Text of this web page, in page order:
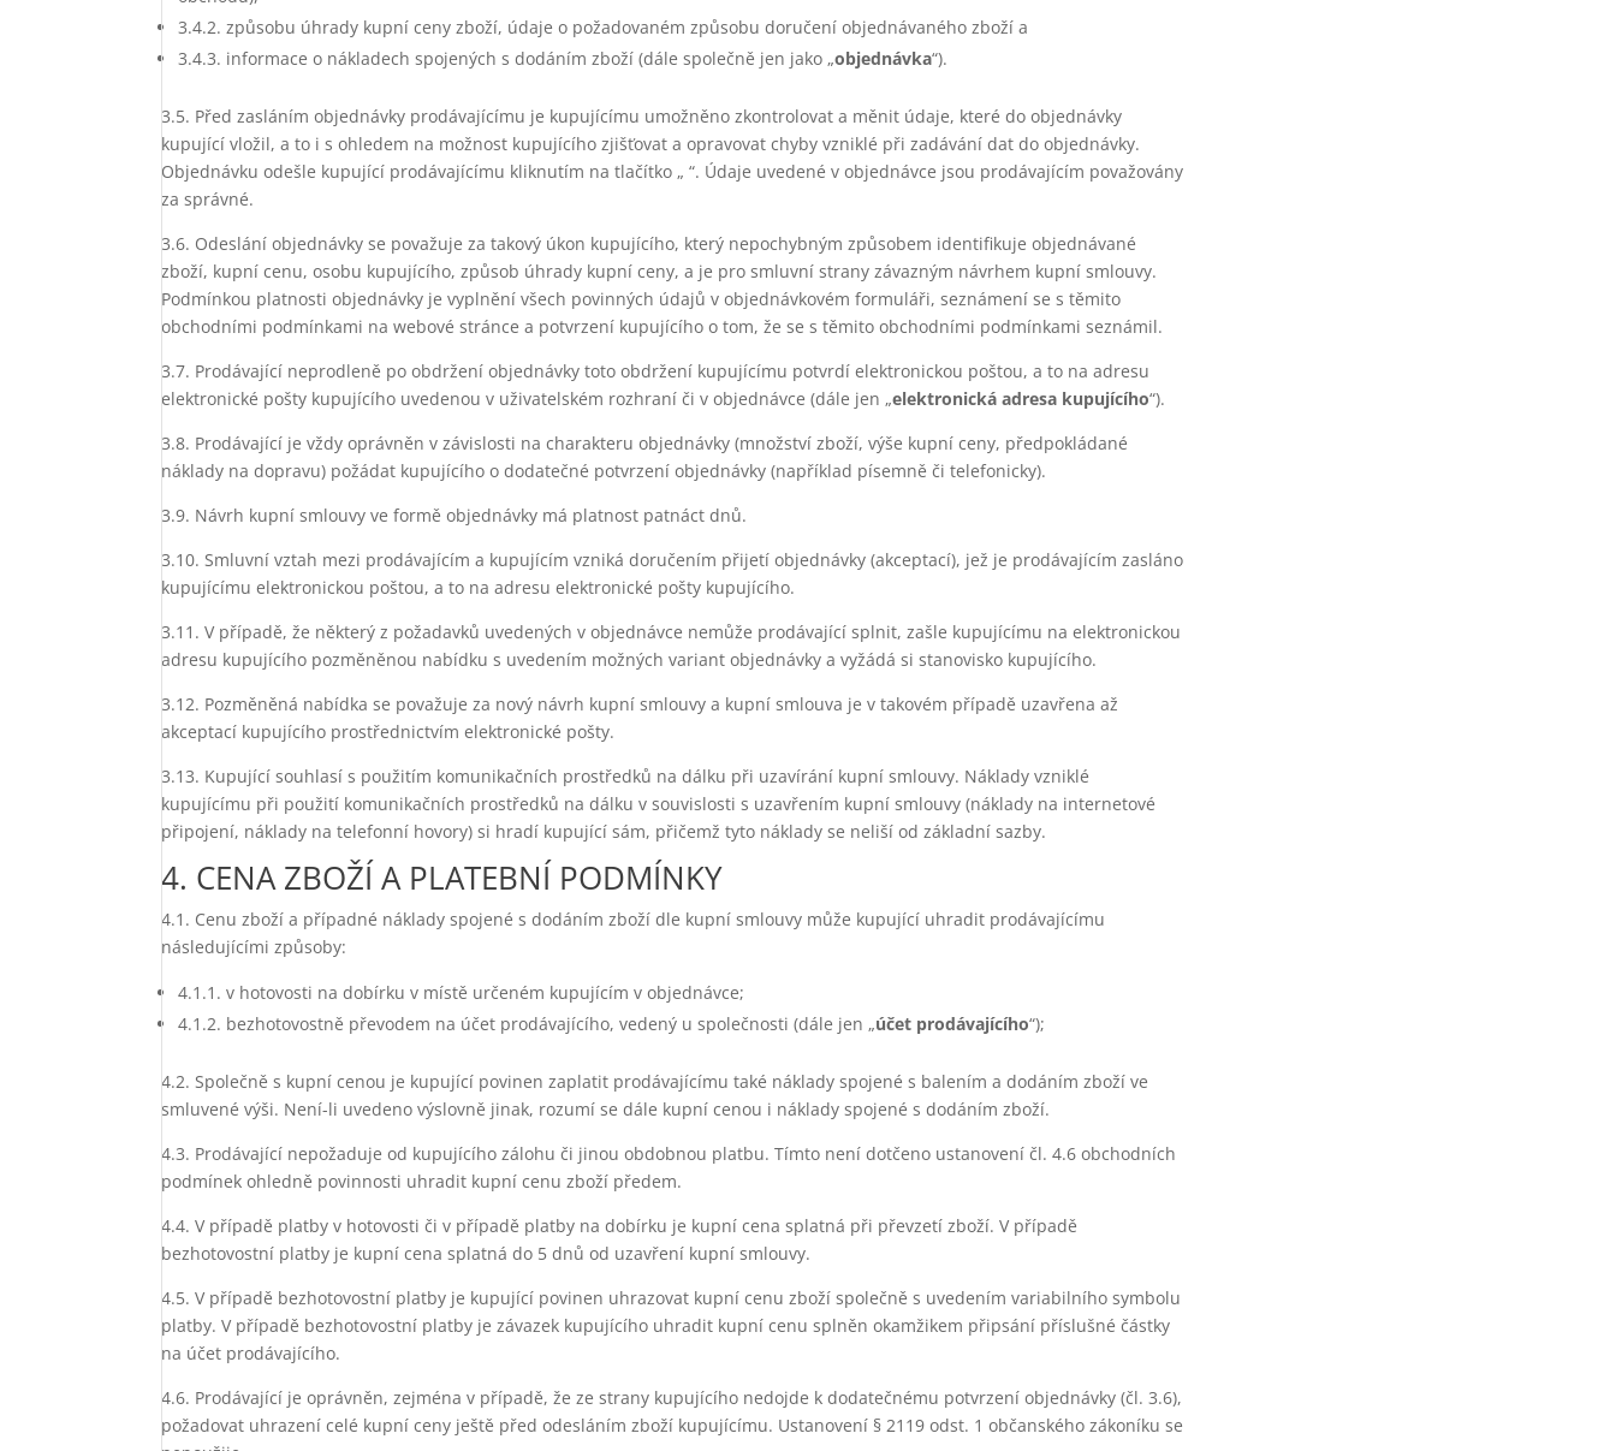
3.4.2. způsobu úhrady kupní ceny zboží, údaje o požadovaném způsobu doručení objednávaného zboží a
3.4.3. informace o nákladech spojených s dodáním zboží (dále společně jen jako „objednávka“).
3.5. Před zasláním objednávky prodávajícímu je kupujícímu umožněno zkontrolovat a měnit údaje, které do objednávky
kupující vložil, a to i s ohledem na možnost kupujícího zjišťovat a opravovat chyby vzniklé při zadávání dat do objednávky.
Objednávku odešle kupující prodávajícímu kliknutím na tlačítko „ “. Údaje uvedené v objednávce jsou prodávajícím považovány
za správné.
3.6. Odeslání objednávky se považuje za takový úkon kupujícího, který nepochybným způsobem identifikuje objednávané
zboží, kupní cenu, osobu kupujícího, způsob úhrady kupní ceny, a je pro smluvní strany závazným návrhem kupní smlouvy.
Podmínkou platnosti objednávky je vyplnění všech povinných údajů v objednávkovém formuláři, seznámení se s těmito
obchodními podmínkami na webové stránce a potvrzení kupujícího o tom, že se s těmito obchodními podmínkami seznámil.
3.7. Prodávající neprodleně po obdržení objednávky toto obdržení kupujícímu potvrdí elektronickou poštou, a to na adresu
elektronické pošty kupujícího uvedenou v uživatelském rozhraní či v objednávce (dále jen „elektronická adresa kupujícího“).
3.8. Prodávající je vždy oprávněn v závislosti na charakteru objednávky (množství zboží, výše kupní ceny, předpokládané
náklady na dopravu) požádat kupujícího o dodatečné potvrzení objednávky (například písemně či telefonicky).
3.9. Návrh kupní smlouvy ve formě objednávky má platnost patnáct dnů.
3.10. Smluvní vztah mezi prodávajícím a kupujícím vzniká doručením přijetí objednávky (akceptací), jež je prodávajícím zasláno
kupujícímu elektronickou poštou, a to na adresu elektronické pošty kupujícího.
3.11. V případě, že některý z požadavků uvedených v objednávce nemůže prodávající splnit, zašle kupujícímu na elektronickou
adresu kupujícího pozměněnou nabídku s uvedením možných variant objednávky a vyžádá si stanovisko kupujícího.
3.12. Pozměněná nabídka se považuje za nový návrh kupní smlouvy a kupní smlouva je v takovém případě uzavřena až
akceptací kupujícího prostřednictvím elektronické pošty.
3.13. Kupující souhlasí s použitím komunikačních prostředků na dálku při uzavírání kupní smlouvy. Náklady vzniklé
kupujícímu při použití komunikačních prostředků na dálku v souvislosti s uzavřením kupní smlouvy (náklady na internetové
připojení, náklady na telefonní hovory) si hradí kupující sám, přičemž tyto náklady se neliší od základní sazby.
4. CENA ZBOŽÍ A PLATEBNÍ PODMÍNKY
4.1. Cenu zboží a případné náklady spojené s dodáním zboží dle kupní smlouvy může kupující uhradit prodávajícímu
následujícími způsoby:
4.1.1. v hotovosti na dobírku v místě určeném kupujícím v objednávce;
4.1.2. bezhotovostně převodem na účet prodávajícího, vedený u společnosti (dále jen „účet prodávajícího“);
4.2. Společně s kupní cenou je kupující povinen zaplatit prodávajícímu také náklady spojené s balením a dodáním zboží ve
smluvené výši. Není-li uvedeno výslovně jinak, rozumí se dále kupní cenou i náklady spojené s dodáním zboží.
4.3. Prodávající nepožaduje od kupujícího zálohu či jinou obdobnou platbu. Tímto není dotčeno ustanovení čl. 4.6 obchodních
podmínek ohledně povinnosti uhradit kupní cenu zboží předem.
4.4. V případě platby v hotovosti či v případě platby na dobírku je kupní cena splatná při převzetí zboží. V případě
bezhotovostní platby je kupní cena splatná do 5 dnů od uzavření kupní smlouvy.
4.5. V případě bezhotovostní platby je kupující povinen uhrazovat kupní cenu zboží společně s uvedením variabilního symbolu
platby. V případě bezhotovostní platby je závazek kupujícího uhradit kupní cenu splněn okamžikem připsání příslušné částky
na účet prodávajícího.
4.6. Prodávající je oprávněn, zejména v případě, že ze strany kupujícího nedojde k dodatečnému potvrzení objednávky (čl. 3.6),
požadovat uhrazení celé kupní ceny ještě před odesláním zboží kupujícímu. Ustanovení § 2119 odst. 1 občanského zákoníku se